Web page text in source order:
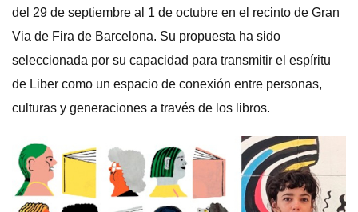
del 29 de septiembre al 1 de octubre en el recinto de Gran
Via de Fira de Barcelona. Su propuesta ha sido
seleccionada por su capacidad para transmitir el espíritu
de Liber como un espacio de conexión entre personas,
culturas y generaciones a través de los libros.